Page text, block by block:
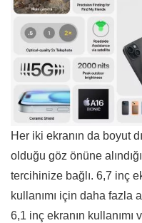
Her iki ekranın da boyut
olduğu göz önüne
tercihinize bağlı. 6,7 inç
kullanımı için daha fazla
6,1 inç ekranın kullanımı